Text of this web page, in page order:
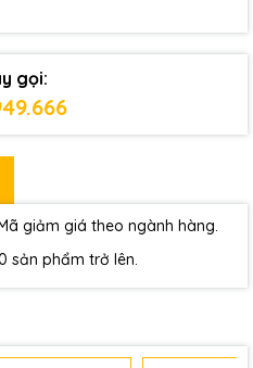
gọi:
giảm giá theo ngành hàng.
sản phẩm trở lên.